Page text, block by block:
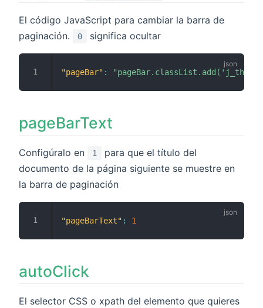
El código JavaScript para cambiar la barra de
paginación.
0 significa ocultar
"pageBar" :
pageBarText
Configúralo en 1
para que el título del
documento de la página siguiente se muestre en
la barra de paginación
"pageBarText" : 1
autoClick
El selector CSS o xpath del elemento que quieres